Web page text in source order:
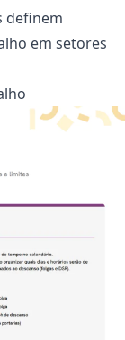
definem
em setores